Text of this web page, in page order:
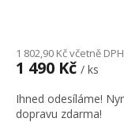
1 802,90 Kč včetně DPH
1 490 Kč / ks
Ihned odesíláme!
dopravu zdarma!